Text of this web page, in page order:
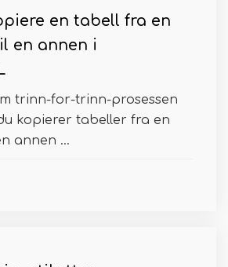
en tabell fra en
en annen i
trinn-for-trinn-prosessen
kopierer tabeller fra en
annen ...